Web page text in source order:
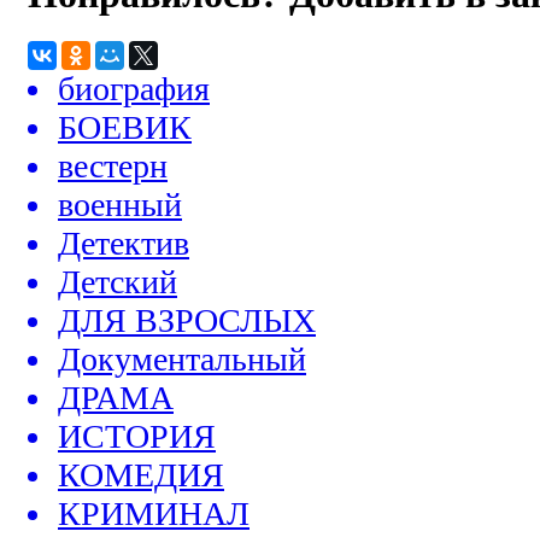
биография
БОЕВИК
вестерн
военный
Детектив
Детский
ДЛЯ ВЗРОСЛЫХ
Документальный
ДРАМА
ИСТОРИЯ
КОМЕДИЯ
КРИМИНАЛ